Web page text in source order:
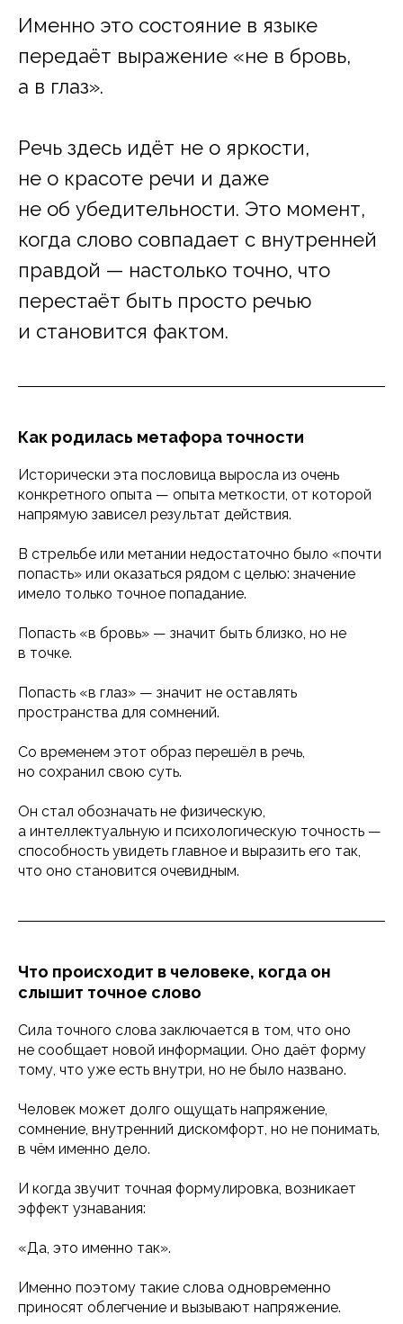
Именно это состояние в языке
передаёт выражение «не в бровь,
а в глаз».
Речь здесь идёт не о яркости,
не о красоте речи и даже
не об убедительности. Это момент,
когда слово совпадает с внутренней
правдой — настолько точно, что
перестаёт быть просто речью
и становится фактом.
Как родилась метафора точности
Исторически эта пословица выросла из очень
конкретного опыта — опыта меткости, от которой
напрямую зависел результат действия.
В стрельбе или метании недостаточно было «почти
попасть» или оказаться рядом с целью: значение
имело только точное попадание.
Попасть «в бровь» — значит быть близко, но не
в точке.
Попасть «в глаз» — значит не оставлять
пространства для сомнений.
Со временем этот образ перешёл в речь,
но сохранил свою суть.
Он стал обозначать не физическую,
а интеллектуальную и психологическую точность —
способность увидеть главное и выразить его так,
что оно становится очевидным.
Что происходит в человеке, когда он
слышит точное слово
Сила точного слова заключается в том, что оно
не сообщает новой информации. Оно даёт форму
тому, что уже есть внутри, но не было названо.
Человек может долго ощущать напряжение,
сомнение, внутренний дискомфорт, но не понимать,
в чём именно дело.
И когда звучит точная формулировка, возникает
эффект узнавания:
«Да, это именно так».
Именно поэтому такие слова одновременно
приносят облегчение и вызывают напряжение.